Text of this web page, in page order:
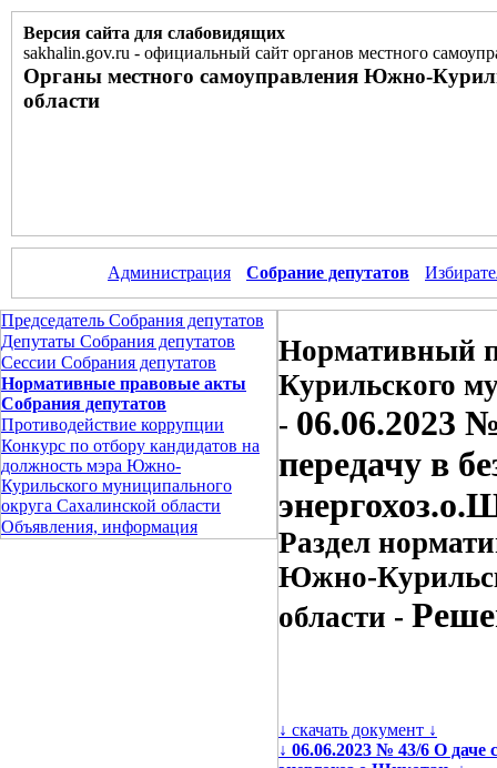
Версия сайта для слабовидящих
sakhalin.gov.ru - официальный сайт органов местного
Органы местного самоуправления Южно-
области
Администрация Собрание депутатов
Председатель Собрания депутатов
Депутаты Собрания депутатов
Сессии Собрания депутатов
Нормативные правовые акты
Собрания депутатов
Противодействие коррупции
Конкурс по отбору кандидатов на
должность мэра Южно-
Курильского муниципального
округа Сахалинской области
Объявления, информация
Нормативный
Курильского
- 06.06.2023
передачу в
Раздел
Южно-
области -
↓ скачать документ ↓
↓ 06.06.2023 № 43/6 О